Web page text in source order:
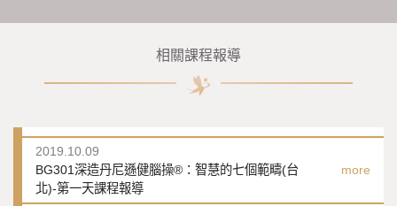
相關課程報導
2019.10.09
BG301深造丹尼遜健腦操®：智慧的七個範疇(台
北)-第一天課程報導
more